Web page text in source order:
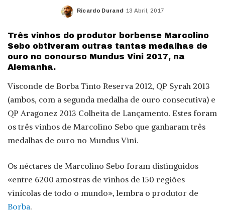
Posted
Ricardo Durand 13 Abril, 2017
Três vinhos do produtor borbense Marcolino
Sebo obtiveram outras tantas medalhas de
ouro no concurso Mundus Vini 2017, na
Alemanha.
Visconde de Borba Tinto Reserva 2012, QP Syrah 2013
(ambos, com a segunda medalha de ouro consecutiva) e
QP Aragonez 2013 Colheita de Lançamento. Estes foram
os três vinhos de Marcolino Sebo que ganharam três
medalhas de ouro no Mundus Vini.
Os néctares de Marcolino Sebo foram distinguidos
«entre 6200 amostras de vinhos de 150 regiões
vinícolas de todo o mundo», lembra o produtor de
Borba.